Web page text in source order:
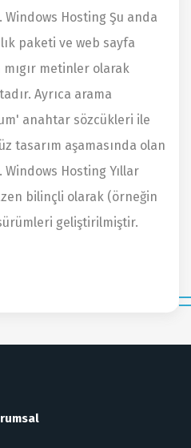
Windows Hosting Şu anda
paketi ve web sayfa
metinler olarak
Ayrıca arama
anahtar sözcükleri ile
tasarım aşamasında olan
Hosting Yıllar
bilinçli olarak (örneğin
geliştirilmiştir.